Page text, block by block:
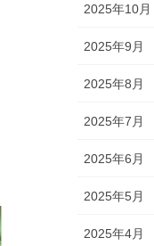
2025年10月
2025年9月
2025年8月
2025年7月
2025年6月
2025年5月
2025年4月